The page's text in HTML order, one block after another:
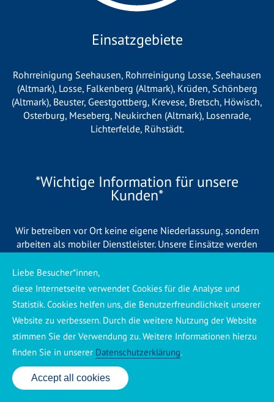
Einsatzgebiete
Rohrreinigung Seehausen, Rohrreinigung Losse, Seehausen
(Altmark), Losse, Falkenberg (Altmark), Krüden, Schönberg
(Altmark), Beuster, Geestgottberg, Krevese, Bretsch, Höwisch,
Osterburg, Meseberg, Neukirchen (Altmark), Losenrade,
Lichterfelde, Rühstädt.
*Wichtige Information für unsere
Kunden*
Wir betreiben vor Ort keine eigene Niederlassung, sondern
arbeiten als mobiler Dienstleister. Unsere Einsätze werden
regionale Partnerbetriebe durchgeführt. Dadurch können wir
eine schnelle Verfügbarkeit und einen zuverlässigen 24/7-
Service sicherstellen. Sollte kein eigener Mitarbeiter
unmittelbar verfügbar sein, übernehmen Partnerbetriebe aus
Ihrer Region den Auftrag. Alle eingesetzten Betriebe sind
verpflichtet, Sie vor Beginn der Arbeiten transparent über die
voraussichtlichen Kosten zu informieren und ortsübliche
Preise zu berechnen.
24 Std. Service: ✆ 0176 160 517 86
Accept all cookies
Liebe Besucher*innen,
diese Internetseite verwendet Cookies für die Analyse und
Statistik. Cookies helfen uns, die Benutzerfreundlichkeit unserer
Website zu verbessern. Durch die weitere Nutzung der Website
stimmen Sie der Verwendung zu. Weitere Informationen hierzu
finden Sie in unserer Datenschutzerklärung.